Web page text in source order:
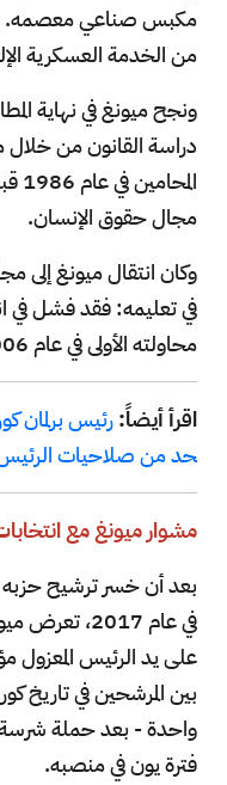
مكبس صناعي معصمه.
من الخدمة العسكرية
ونجح ميونغ في نهاية
دراسة القانون من خلال
مجال حقوق الإنسان.
وكان انتقال ميونغ إلى
في تعليمه: فقد فشل في
محاولته الأولى في عام 2006، لكنه نجح بعد أربع سنوات.
اقرأ أيضاً:رئيس برلمان
حد من صلاحيات
مشوار ميونغ مع
بعد أن خسر ترشيح
على يد الرئيس
بين المرشحين في تاريخ
واحدة - بعد حملة شرسة
فترة يون في منصبه.